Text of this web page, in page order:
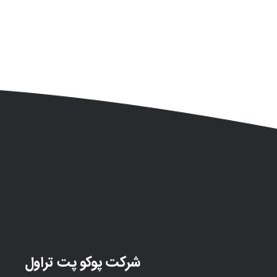
شرکت پوکو پت تراول